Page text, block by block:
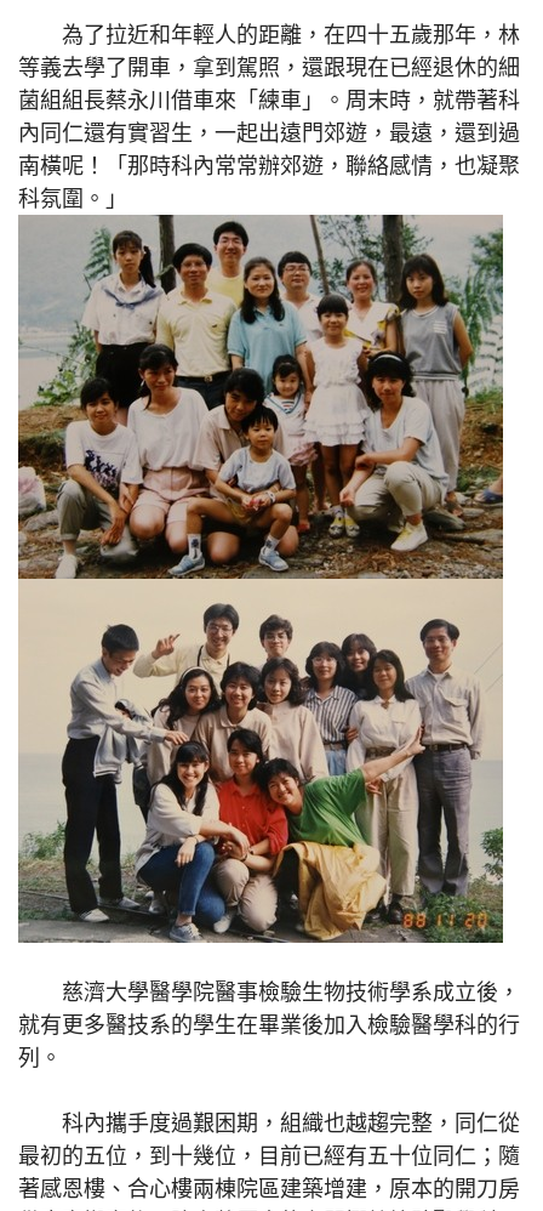
為了拉近和年輕人的距離，在四十五歲那年，林
等義去學了開車，拿到駕照，還跟現在已經退休的細
菌組組長蔡永川借車來「練車」。周末時，就帶著科
內同仁還有實習生，一起出遠門郊遊，最遠，還到過
南橫呢！「那時科內常常辦郊遊，聯絡感情，也凝聚
科氛圍。」
慈濟大學醫學院醫事檢驗生物技術學系成立後，
就有更多醫技系的學生在畢業後加入檢驗醫學科的行
列。
科內攜手度過艱困期，組織也越趨完整，同仁從
最初的五位，到十幾位，目前已經有五十位同仁；隨
著感恩樓、合心樓兩棟院區建築增建，原本的開刀房